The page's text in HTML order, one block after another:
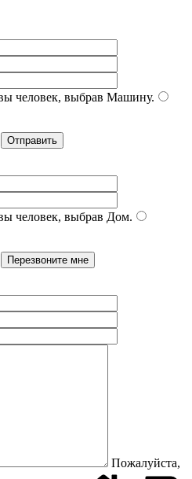
человек, выбрав Машину.
человек, выбрав Дом.
Пожалуйста,